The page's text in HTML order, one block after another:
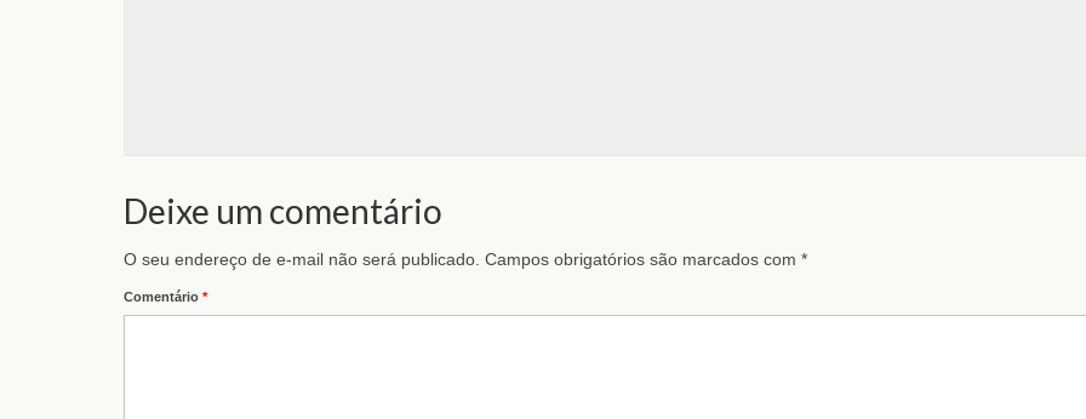
Deixe um comentário
O seu endereço de e-mail não será publicado. Campos obrigatórios são marcados com *
Comentário *